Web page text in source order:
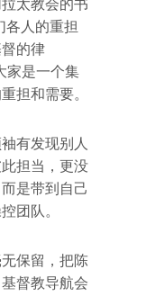
太教会的书
各人的重担
的律
家是一个集
担和需要。
有发现别人
担当，更没
是带到自己
团队。
保留，把陈
督教导航会